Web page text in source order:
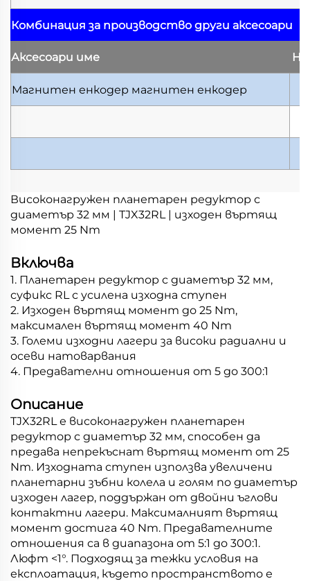
Комбинация за производство други аксесоари
Аксесоари име
Магнитен енкодер магнитен енкодер
Високонагружен планетарен редуктор с
диаметър 32 мм | TJX32RL | изходен въртящ
момент 25 Nm
Включва
1. Планетарен редуктор с диаметър 32 мм,
суфикс RL с усилена изходна ступен
2. Изходен въртящ момент до 25 Nm,
максимален въртящ момент 40 Nm
3. Големи изходни лагери за високи радиални и
осеви натоварвания
4. Предавателни отношения от 5 до 300:1
Описание
TJX32RL е високонагружен планетарен
редуктор с диаметър 32 мм, способен да
предава непрекъснат въртящ момент от 25
Nm. Изходната ступен използва увеличени
планетарни зъбни колела и голям по диаметър
изходен лагер, поддържан от двойни ъглови
контактни лагери. Максималният въртящ
момент достига 40 Nm. Предавателните
отношения са в диапазона от 5:1 до 300:1.
Люфт <1°. Подходящ за тежки условия на
експлоатация, където пространството е